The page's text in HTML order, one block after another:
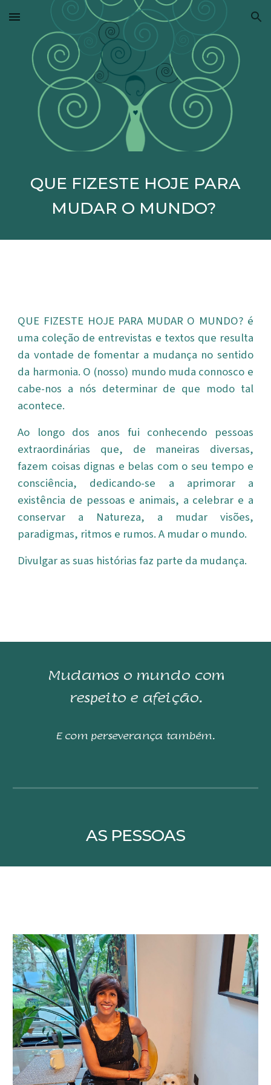
Skip to main content Skip to navigation
QUE FIZESTE HOJE PARA
MUDAR O MUNDO?
QUE FIZESTE HOJE PARA MUDAR O MUNDO? é
uma coleção de entrevistas e textos que resulta
da vontade de fomentar a mudança no sentido
da harmonia. O (nosso) mundo muda connosco e
cabe-nos a nós determinar de que modo tal
acontece.
Ao longo dos anos fui conhecendo pessoas
extraordinárias que, de maneiras diversas,
fazem coisas dignas e belas com o seu tempo e
consciência, dedicando-se a aprimorar a
existência de pessoas e animais, a celebrar e a
conservar a Natureza, a mudar visões,
paradigmas, ritmos e rumos. A mudar o mundo.
Divulgar as suas histórias faz parte da mudança.
Mudamos o mundo com
respeito e afeição.
E com perseverança também.
AS PESSOAS